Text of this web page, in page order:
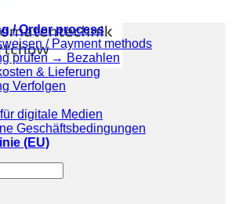
/ Order process
/ Payment methods
prüfen → Bezahlen
& Lieferung
Verfolgen
digitale Medien
Geschäftsbedingungen
(EU)